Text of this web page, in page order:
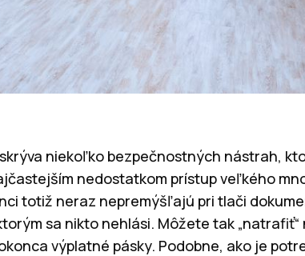
niekoľko bezpečnostných nástrah,
nedostatkom prístup veľkého
totiž neraz nepremýšľajú pri tlači
sa nikto nehlási. Môžete tak „natrafiť“
výplatné pásky. Podobne, ako je